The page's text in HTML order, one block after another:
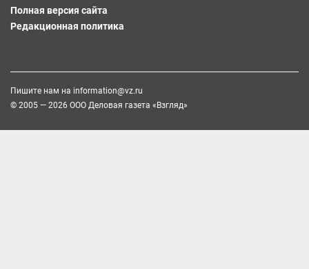
Полная версия сайта
Редакционная политика
Пишите нам на information@vz.ru
© 2005 — 2026 ООО Деловая газета «Взгляд»